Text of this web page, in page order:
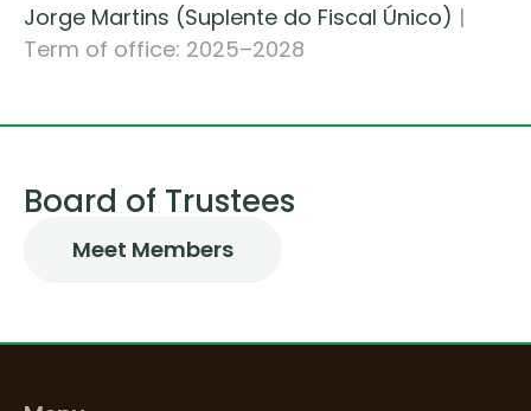
Jorge Martins (Suplente do Fiscal Único) |
Term of office: 2025–2028
Board of Trustees
Meet Members